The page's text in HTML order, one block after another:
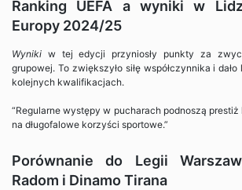
Ranking UEFA a wyniki w
Europy 2024/25
Wyniki w tej edycji przyniosły punkty za
grupowej. To zwiększyło siłę współczynnika i
kolejnych kwalifikacjach.
“Regularne występy w pucharach podnoszą prestiż
na długofalowe korzyści sportowe.”
Porównanie do Legii
Radom i Dinamo Tirana